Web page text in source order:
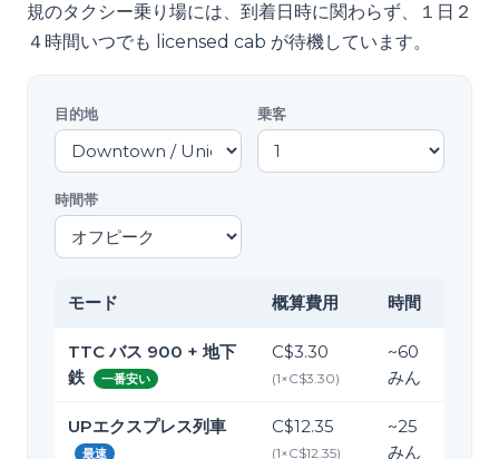
規のタクシー乗り場には、到着日時に関わらず、１日２
４時間いつでも licensed cab が待機しています。
目的地 乗客
時間帯
モード 概算費用 時間
TTC バス 900 + 地下
鉄
一番安い
C$3.30
(1×C$3.30)
~60
みん
UPエクスプレス列車
最速
C$12.35
(1×C$12.35)
~25
みん